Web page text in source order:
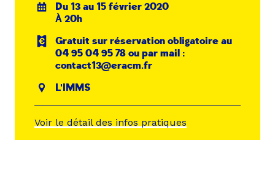
Du 13 au 15 février 2020
À 20h
Gratuit sur réservation obligatoire au
04 95 04 95 78 ou par mail :
contact13@eracm.fr
L'IMMS
Voir le détail des infos pratiques